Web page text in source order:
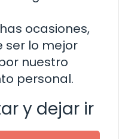
ocasiones,
ser lo mejor
nuestro
personal.
y dejar ir